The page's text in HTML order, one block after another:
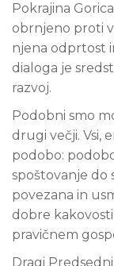
Pokrajina
obrnjeno proti
njena odprtost
dialoga je
razvoj.
Podobni smo
drugi večji. Vsi,
podobo:
spoštovanje do
povezana in
dobre
pravičnem
Dragi